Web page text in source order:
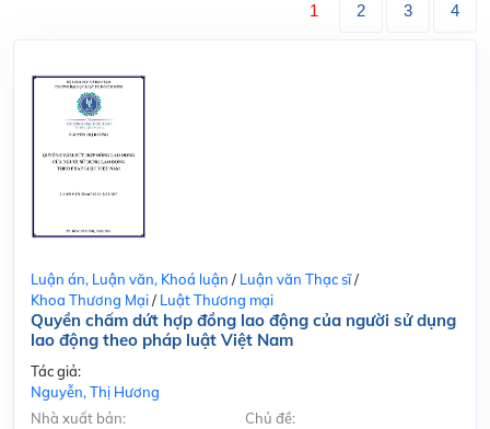
1 2 3 4
Luận án, Luận văn, Khoá luận / Luận văn Thạc sĩ/
Khoa Thương Mại/ Luật Thương mại
Quyền chấm dứt hợp đồng lao động của người sử dụng
lao động theo pháp luật Việt Nam
Tác giả:
Nguyễn, Thị Hương
Nhà xuất bản:
Chủ đề: